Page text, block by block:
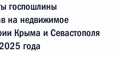
госпошлины
на недвижимое
Крыма и Севастополя
года